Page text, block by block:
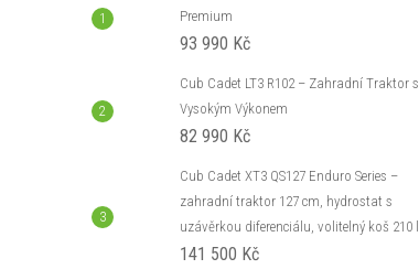
Premium
93 990 Kč
Cub Cadet LT3 R102 – Zahradní Traktor s
Vysokým Výkonem
82 990 Kč
Cub Cadet XT3 QS127 Enduro Series –
zahradní traktor 127 cm, hydrostat s
uzávěrkou diferenciálu, volitelný koš 210 l
141 500 Kč